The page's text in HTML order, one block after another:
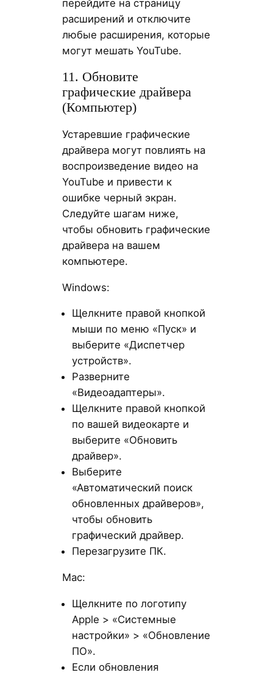
перейдите на страницу
расширений и отключите
любые расширения, которые
могут мешать YouTube.
11. Обновите
графические драйвера
(Компьютер)
Устаревшие графические
драйвера могут повлиять на
воспроизведение видео на
YouTube и привести к
ошибке черный экран.
Следуйте шагам ниже,
чтобы обновить графические
драйвера на вашем
компьютере.
Windows:
Щелкните правой кнопкой
мыши по меню «Пуск» и
выберите «Диспетчер
устройств».
Разверните
«Видеоадаптеры».
Щелкните правой кнопкой
по вашей видеокарте и
выберите «Обновить
драйвер».
Выберите
«Автоматический поиск
обновленных драйверов»,
чтобы обновить
графический драйвер.
Перезагрузите ПК.
Mac:
Щелкните по логотипу
Apple > «Системные
настройки» > «Обновление
ПО».
Если обновления